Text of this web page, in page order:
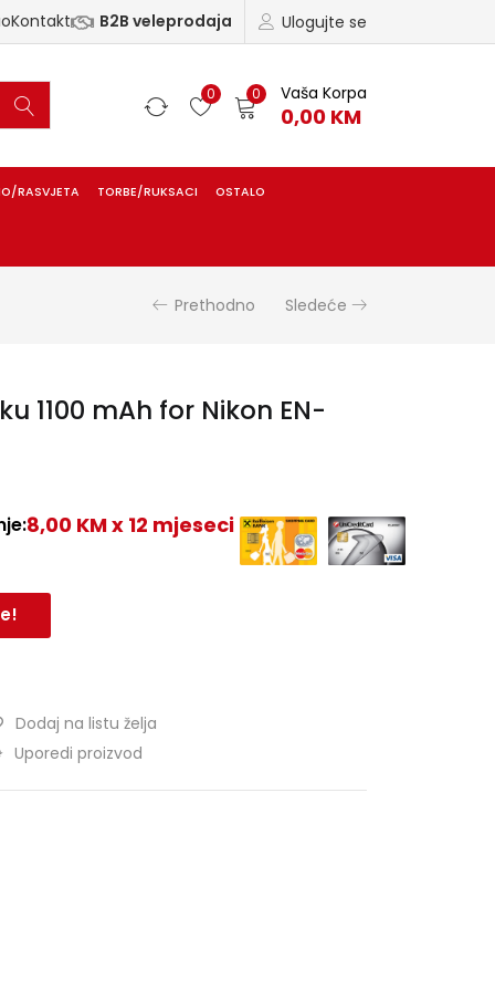
Ulogujte se
Kontakt B2B veleprodaja
0 0 Vaša Korpa
0,00 KM
RASVJETA TORBE/RUKSACI OSTALO
Prethodno Sledeće
1100 mAh for Nikon EN-
8,00 KM x 12 mjeseci
Dodaj na listu želja
Uporedi proizvod